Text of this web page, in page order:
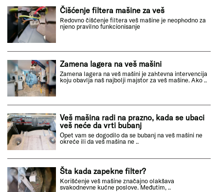
Čišćenje filtera mašine za veš
Redovno čišćenje filtera veš mašine je neophodno za
njeno pravilno funkcionisanje
Zamena lagera na veš mašini
Zamena lagera na veš mašini je zahtevna intervencija
koju obavlja naš najbolji majstor za veš mašine. Ako ..
Veš mašina radi na prazno, kada se ubaci
veš neće da vrti bubanj
Opet vam se dogodilo da se bubanj na veš mašini ne
okreće ili da veš mašina ne ..
Šta kada zapekne filter?
Korišćenje veš mašine značajno olakšava
svakodnevne kućne poslove. Međutim, ..